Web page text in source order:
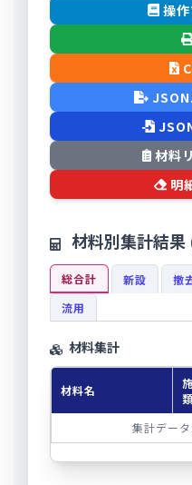
操
材料
明
材料別集計結
総合計 新設 撤
流用
材料集計
材料名
類
集計データ